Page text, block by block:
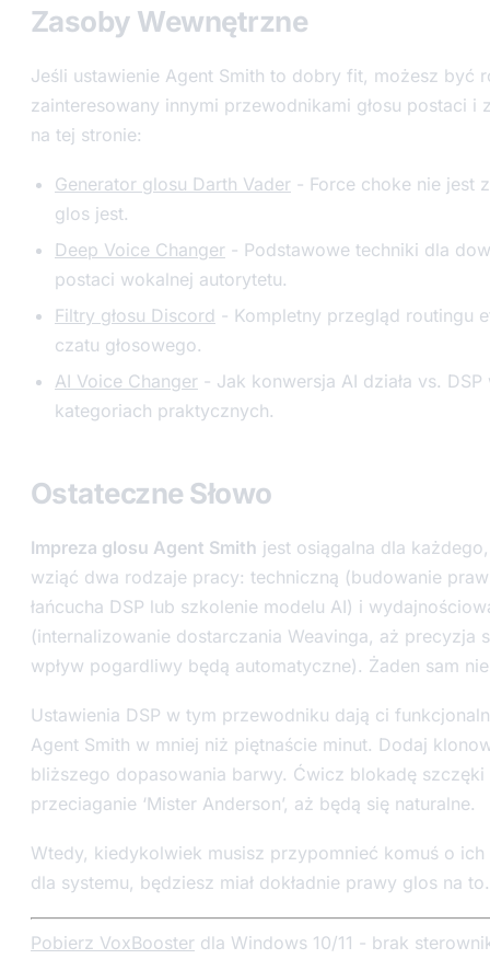
Zasoby Wewnętrzne
Jeśli ustawienie Agent Smith to dobry fit, możesz być
zainteresowany innymi przewodnikami głosu postaci i
na tej stronie:
Generator glosu Darth Vader - Force choke nie jest
glos jest.
Deep Voice Changer - Podstawowe techniki dla
postaci wokalnej autorytetu.
Filtry głosu Discord - Kompletny przegląd routingu
czatu głosowego.
AI Voice Changer - Jak konwersja AI działa vs. DSP
kategoriach praktycznych.
Ostateczne Słowo
Impreza glosu Agent Smith jest osiągalna dla
wziąć dwa rodzaje pracy: techniczną (budowanie
łańcucha DSP lub szkolenie modelu AI) i
(internalizowanie dostarczania Weavinga, aż precyzja
wpływ pogardliwy będą automatyczne). Żaden sam
Ustawienia DSP w tym przewodniku dają ci
Agent Smith w mniej niż piętnaście minut. Dodaj
bliższego dopasowania barwy. Ćwicz blokadę szczęki
przeciaganie ‘Mister Anderson’, aż będą się naturalne.
Wtedy, kiedykolwiek musisz przypomnieć komuś o ich
dla systemu, będziesz miał dokładnie prawy glos na to.
Pobierz VoxBooster dla Windows 10/11 - brak